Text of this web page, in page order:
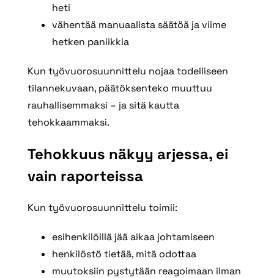
heti
vähentää manuaalista säätöä ja viime
hetken paniikkia
Kun työvuorosuunnittelu nojaa todelliseen
tilannekuvaan, päätöksenteko muuttuu
rauhallisemmaksi – ja sitä kautta
tehokkaammaksi.
Tehokkuus näkyy arjessa, ei
vain raporteissa
Kun työvuorosuunnittelu toimii:
esihenkilöillä jää aikaa johtamiseen
henkilöstö tietää, mitä odottaa
muutoksiin pystytään reagoimaan ilman